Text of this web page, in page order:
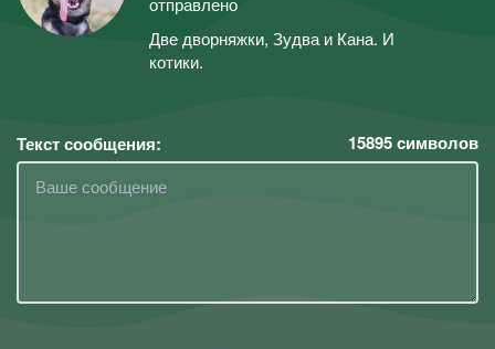
Две дворняжки, Зудва и Кана. И
котики.
Текст сообщения: 15895символов